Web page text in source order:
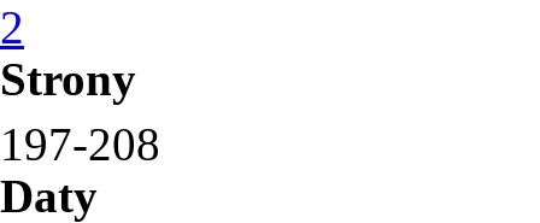
2
Strony
197-208
Daty